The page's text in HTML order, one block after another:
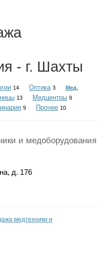
- г. Шахты
14 Оптика 3
Мед.
13 Медцентры 9
9 Прочее 10
и медоборудования
д. 176
медтехники и